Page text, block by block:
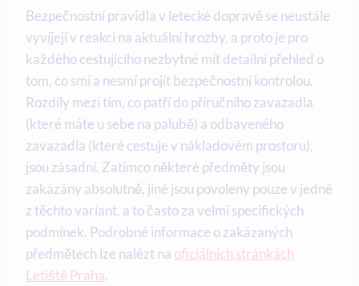
Bezpečnostní pravidla v letecké dopravě se neustále
vyvíjejí v reakci na aktuální hrozby, a proto je pro
každého cestujícího nezbytné mít detailní přehled o
tom, co smí a nesmí projít bezpečnostní kontrolou.
Rozdíly mezi tím, co patří do příručního zavazadla
(které máte u sebe na palubě) a odbaveného
zavazadla (které cestuje v nákladovém prostoru),
jsou zásadní. Zatímco některé předměty jsou
zakázány absolutně, jiné jsou povoleny pouze v jedné
z těchto variant, a to často za velmi specifických
podmínek. Podrobné informace o zakázaných
předmětech lze nalézt na oficiálních stránkách
Letiště Praha.